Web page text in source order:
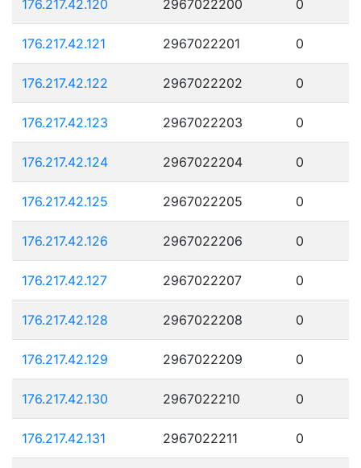
176.217.42.120 2967022200 0
176.217.42.121 2967022201 0
176.217.42.122 2967022202 0
176.217.42.123 2967022203 0
176.217.42.124 2967022204 0
176.217.42.125 2967022205 0
176.217.42.126 2967022206 0
176.217.42.127 2967022207 0
176.217.42.128 2967022208 0
176.217.42.129 2967022209 0
176.217.42.130 2967022210 0
176.217.42.131 2967022211 0